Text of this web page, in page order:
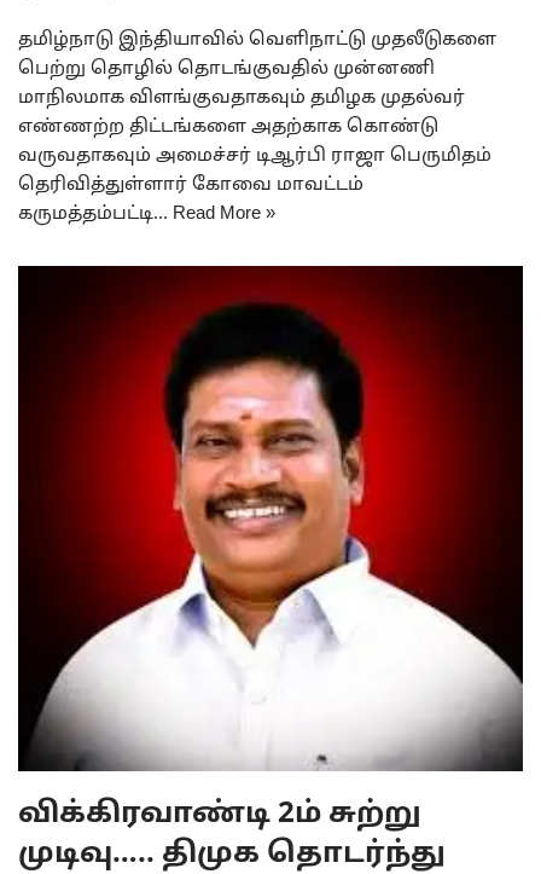
தமிழ்நாடு இந்தியாவில் வெளிநாட்டு முதலீடுகளை
பெற்று தொழில் தொடங்குவதில் முன்னணி
மாநிலமாக விளங்குவதாகவும் தமிழக முதல்வர்
எண்ணற்ற திட்டங்களை அதற்காக கொண்டு
வருவதாகவும் அமைச்சர் டிஆர்பி ராஜா பெருமிதம்
தெரிவித்துள்ளார் கோவை மாவட்டம்
கருமத்தம்பட்டி… Read More »
விக்கிரவாண்டி 2ம் சுற்று
முடிவு….. திமுக தொடர்ந்து